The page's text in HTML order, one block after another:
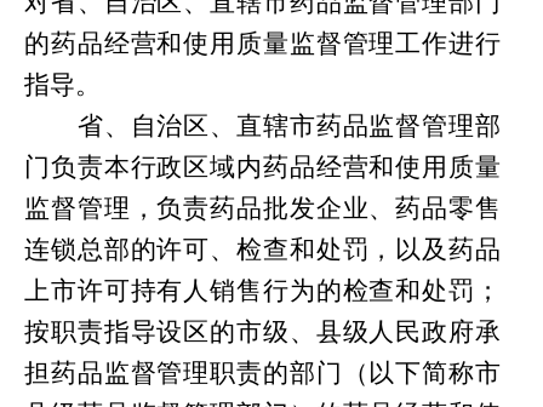
的药品经营和使用质量监督管理工作进行
指导。
省、自治区、直辖市药品监督管理部
门负责本行政区域内药品经营和使用质量
监督管理，负责药品批发企业、药品零售
连锁总部的许可、检查和处罚 ， 以及药品
上市许可持有人销售行为的检查和处罚；
按职责指导设区的市级、县级人民政府承
担药品监督管理职责的部门（以下简称市